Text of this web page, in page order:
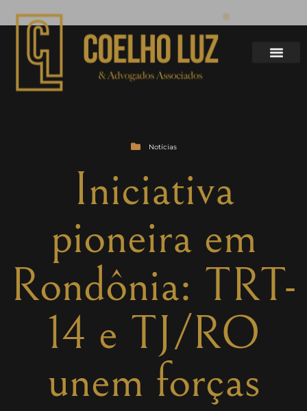
Notícias
Iniciativa
pioneira em
Rondônia: TRT-
14 e TJ/RO
unem forças